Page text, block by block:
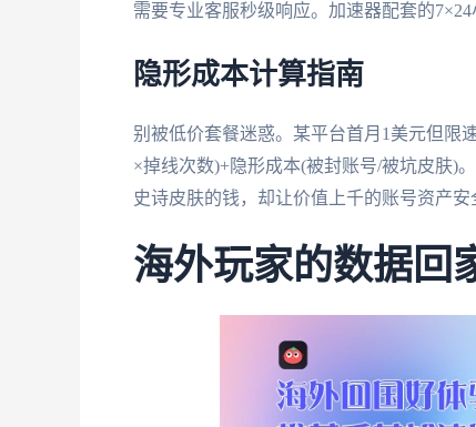
需要专业客服秒级响应。加速器配套的
隐形成本计算指南
别被低价套餐迷惑。某平台首月1美元但限
×掉线次数)+隐形成本(被封账号/被坑皮肤)
史诗皮肤的钱，却让价值上千的账号资产安
海外玩家的数据回